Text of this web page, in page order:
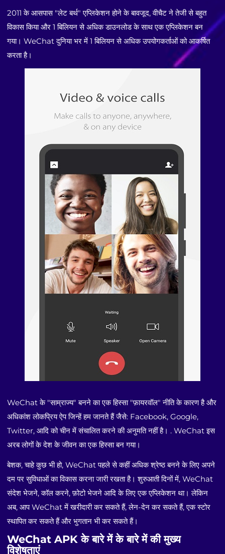
2011 के आसपास "लेट बर्थ" एप्लिकेशन होने के बावजूद, वीचैट ने तेजी से बहुत
विकास किया और 1 बिलियन से अधिक डाउनलोड के साथ एक एप्लिकेशन बन
गया। WeChat दुनिया भर में 1 बिलियन से अधिक उपयोगकर्ताओं को आकर्षित
करता है।
WeChat के "साम्राज्य" बनने का एक हिस्सा "फ़ायरवॉल" नीति के कारण है और
अधिकांश लोकप्रिय ऐप जिन्हें हम जानते हैं जैसे: Facebook, Google,
Twitter, आदि को चीन में संचालित करने की अनुमति नहीं है। . WeChat इस
अरब लोगों के देश के जीवन का एक हिस्सा बन गया।
बेशक, चाहे कुछ भी हो, WeChat पहले से कहीं अधिक श्रेष्ठ बनने के लिए अपने
दम पर सुविधाओं का विकास करना जारी रखता है। शुरुआती दिनों में, WeChat
संदेश भेजने, कॉल करने, फ़ोटो भेजने आदि के लिए एक एप्लिकेशन था। लेकिन
अब, आप WeChat में खरीदारी कर सकते हैं, लेन-देन कर सकते हैं, एक स्टोर
स्थापित कर सकते हैं और भुगतान भी कर सकते हैं।
WeChat APK के बारे में के बारे में की मुख्य
विशेषताएं